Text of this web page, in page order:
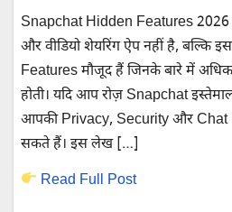
Snapchat Hidden Features 2026
और वीडियो शेयरिंग ऐप नहीं है, बल्कि
Features मौजूद हैं जिनके बारे में
होती। यदि आप रोज़ Snapchat
आपकी Privacy, Security और Chat
सकते हैं। इस लेख […]
Read Full Post